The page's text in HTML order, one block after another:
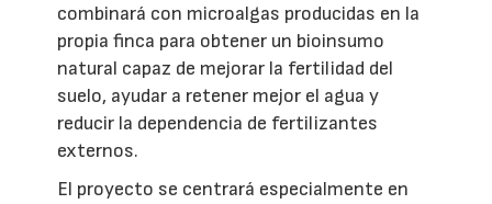
combinará con microalgas producidas en la
propia finca para obtener un bioinsumo
natural capaz de mejorar la fertilidad del
suelo, ayudar a retener mejor el agua y
reducir la dependencia de fertilizantes
externos.
El proyecto se centrará especialmente en